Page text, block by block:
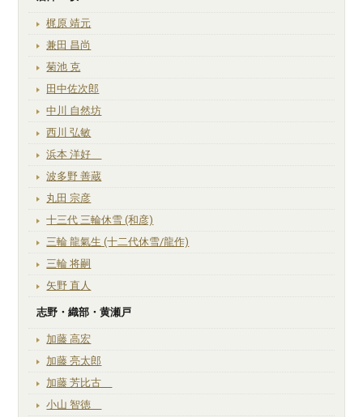
梶原 靖元
兼田 昌尚
菊池 克
田中佐次郎
中川 自然坊
西川 弘敏
浜本 洋好
波多野 善蔵
丸田 宗彦
十三代 三輪休雪 (和彦)
三輪 龍氣生 (十二代休雪/龍作)
三輪 将嗣
矢野 直人
志野・織部・黄瀬戸
加藤 高宏
加藤 亮太郎
加藤 芳比古
小山 智徳